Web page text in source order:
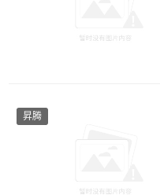
仅仅是数字化最迫切的汽
破圈呢？
2020年4月20日，国家发
昇腾